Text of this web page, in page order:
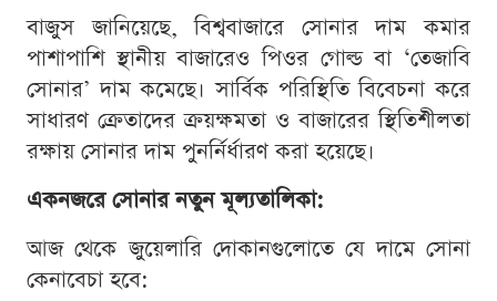
বাজুস জানিয়েছে, বিশ্ববাজারে সোনার দাম কমার
পাশাপাশি স্থানীয় বাজারেও পিওর গোল্ড বা ‘তেজাবি
সোনার’ দাম কমেছে। সার্বিক পরিস্থিতি বিবেচনা করে
সাধারণ ক্রেতাদের ক্রয়ক্ষমতা ও বাজারের স্থিতিশীলতা
রক্ষায় সোনার দাম পুনর্নির্ধারণ করা হয়েছে।
একনজরে সোনার নতুন মূল্যতালিকা:
আজ থেকে জুয়েলারি দোকানগুলোতে যে দামে সোনা
কেনাবেচা হবে: